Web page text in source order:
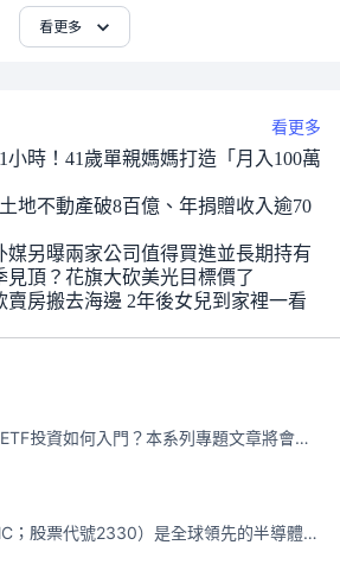
看更多
看更多
時！41歲單親媽媽打造「月入100萬
地不動產破8百億、年捐贈收入逾70
媒另曝兩家公司值得買進並長期持有
見頂？花旗大砍美光目標價了
賣房搬去海邊 2年後女兒到家裡一看
ETF是什麼？ETF投資如何入門？本系列專題文章將會告訴你新手必須知道的ETF基礎知識。
台積電（tSMC；股票代號2330）是全球領先的半導體代工公司，成立於1987年，總部位於台灣新竹。且已於美國、日本、德國及中國設廠，台積電是全球首家專業積體電路製造服務公司，也是全球最先進和最大規模的半導體代工廠。